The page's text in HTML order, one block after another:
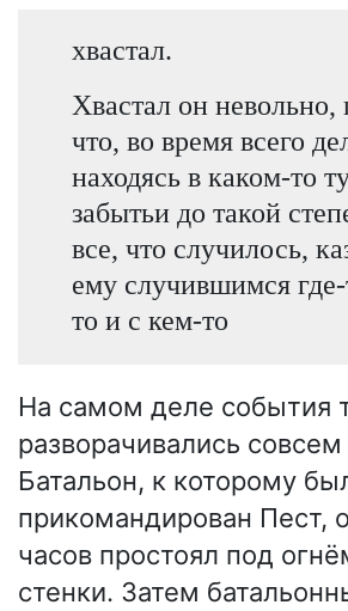
хвастал.
Хвастал он невольно,
что, во время всего
находясь в каком-то
забытьи до такой
все, что случилось,
ему случившимся где-
то и с кем-то
На самом деле события
разворачивались
Батальон, к которому
прикомандирован Пест,
часов простоял под
стенки. Затем